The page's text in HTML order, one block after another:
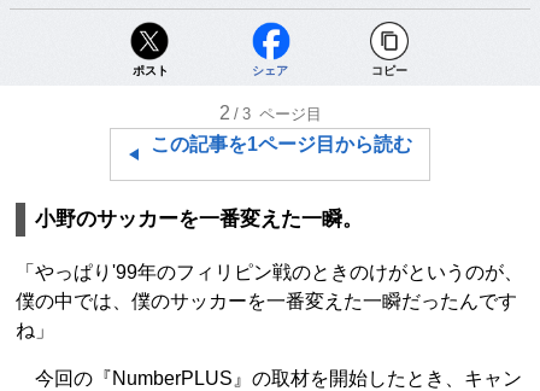
ポスト シェア コピー
2 /3 ページ目
この記事を1ページ目から読む
小野のサッカーを一番変えた一瞬。
「やっぱり'99年のフィリピン戦のときのけがというのが、
僕の中では、僕のサッカーを一番変えた一瞬だったんです
ね」
今回の『NumberPLUS』の取材を開始したとき、キャン